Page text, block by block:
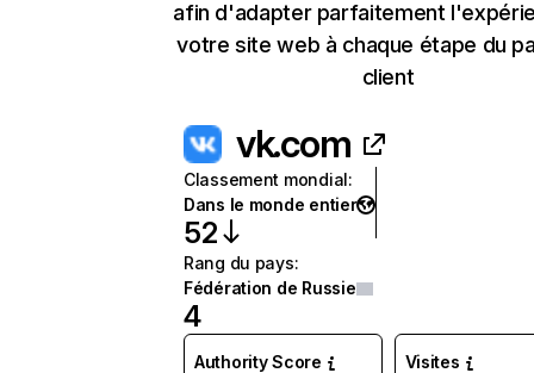
afin d'adapter parfaitement
votre site web à chaque étape du
client
vk.com
Classement mondial:
Dans le monde entier
52
Rang du pays:
Fédération de Russie
4
Authority Score Visites